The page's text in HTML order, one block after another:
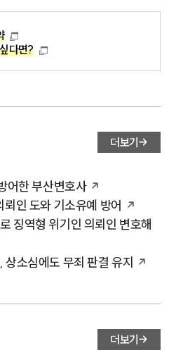
다면?
더보기
어한 부산변호사
인 도와 기소유예 방어
징역형 위기인 의뢰인 변호해
소심에도 무죄 판결 유지
더보기